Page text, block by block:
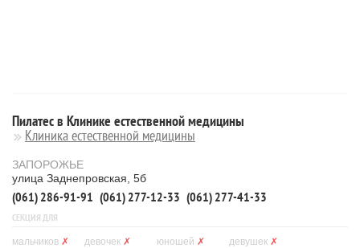
Пилатес в Клинике естественной медицины
Клиника естественной медицины
ЗАПОРОЖЬЕ
улица Заднепровская, 5б
(061) 286-91-91 (061) 277-12-33 (061) 277-41-33
СЕКЦИЯ ДЛЯ
мальчиков ✗ девочек ✗ юношей ✗ девушек ✗